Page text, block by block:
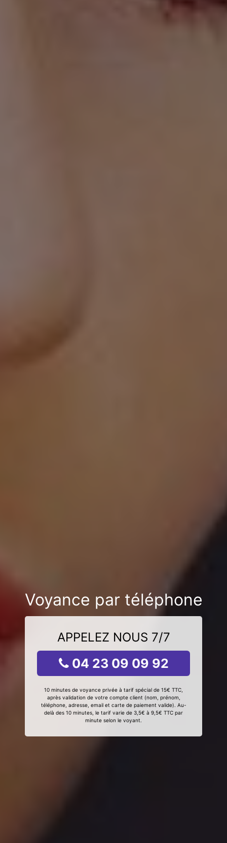
Voyance par téléphone
APPELEZ NOUS 7/7
04 23 09 09 92
10 minutes de voyance privée à tarif spécial de 15€ TTC,
après validation de votre compte client (nom, prénom,
téléphone, adresse, email et carte de paiement valide). Au-
delà des 10 minutes, le tarif varie de 3,5€ à 9,5€ TTC par
minute selon le voyant.